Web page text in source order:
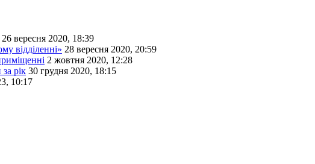
26 вересня 2020, 18:39
відділенні» 28 вересня 2020, 20:59
2 жовтня 2020, 12:28
рік 30 грудня 2020, 18:15
10:17